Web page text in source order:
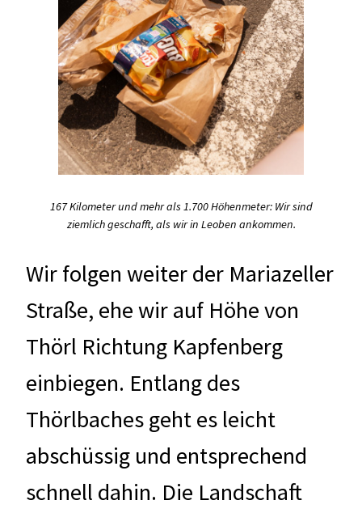
167 Kilometer und mehr als 1.700 Höhenmeter: Wir sind
ziemlich geschafft, als wir in Leoben ankommen.
Wir folgen weiter der Mariazeller
Straße, ehe wir auf Höhe von
Thörl Richtung Kapfenberg
einbiegen. Entlang des
Thörlbaches geht es leicht
abschüssig und entsprechend
schnell dahin. Die Landschaft